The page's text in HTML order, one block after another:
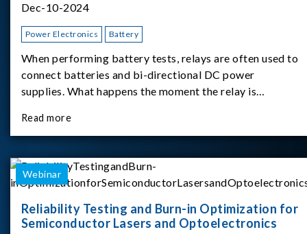
Dec-10-2024
Power Electronics Battery
When performing battery tests, relays are often used to
connect batteries and bi-directional DC power
supplies. What happens the moment the relay is
experimental equipment for this study.provides an
applicati
Read more
Webinar
Reliability Testing and Burn-in Optimization for
Semiconductor Lasers and Optoelectronics